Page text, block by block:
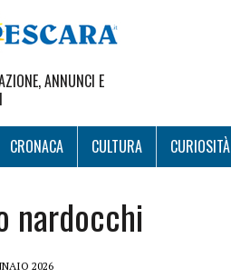
ANNUNCI E
CRONACA CULTURA CURIOSITÀ
nardocchi
2026